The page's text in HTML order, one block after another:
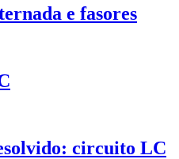
e fasores
circuito LC